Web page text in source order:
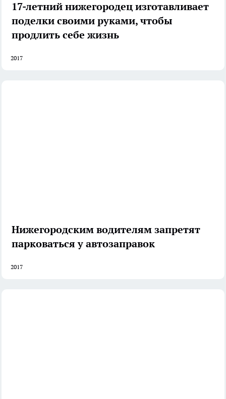
17-летний нижегородец изготавливает
поделки своими руками, чтобы
продлить себе жизнь
2017
Нижегородским водителям запретят
парковаться у автозаправок
2017